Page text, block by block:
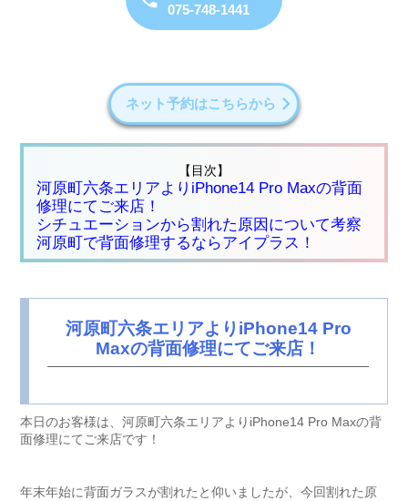
075-748-1441
ネット予約はこちらから
【目次】
河原町六条エリアよりiPhone14 Pro Maxの背面
修理にてご来店！
シチュエーションから割れた原因について考察
河原町で背面修理するならアイプラス！
河原町六条エリアよりiPhone14 Pro
Maxの背面修理にてご来店！
本日のお客様は、河原町六条エリアよりiPhone14 Pro Maxの背
面修理にてご来店です！
年末年始に背面ガラスが割れたと仰いましたが、今回割れた原